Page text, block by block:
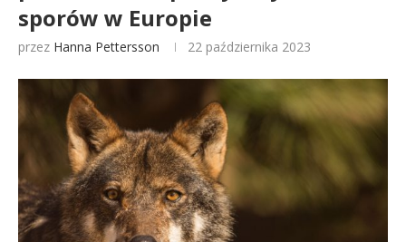
sporów w Europie
przez Hanna Pettersson 22 października 2023